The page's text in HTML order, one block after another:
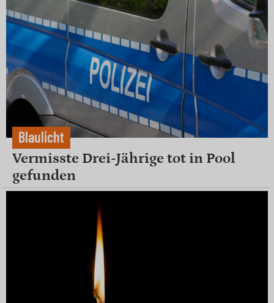
Blaulicht
Vermisste Drei-Jährige tot in Pool
gefunden